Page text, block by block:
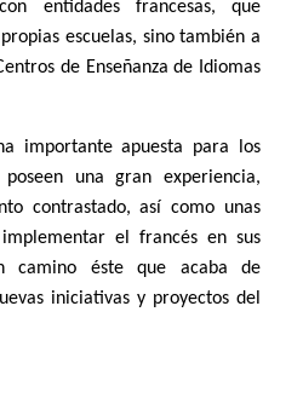
entidades francesas, que
escuelas, sino también a
de Enseñanza de Idiomas
importante apuesta para los
una gran experiencia,
contrastado, así como unas
el francés en sus
camino éste que acaba de
iniciativas y proyectos del